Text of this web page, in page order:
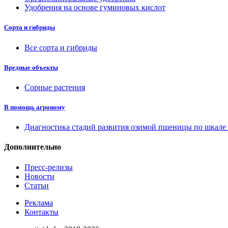
Удобрения на основе гуминовых кислот
Сорта и гибриды
Все сорта и гибриды
Вредные объекты
Сорные растения
В помощь агроному
Диагностика стадий развития озимой пшеницы по
Дополнительно
Пресс-релизы
Новости
Статьи
Реклама
Контакты